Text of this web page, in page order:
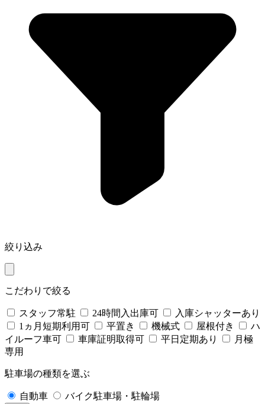
絞り込み
こだわりで絞る
スタッフ常駐 24時間入出庫可
入庫シャッターあり
1ヵ月短期利用可
平置き 機械式 屋根付き
ハ
イルーフ車可
車庫証明取得可 平日定期あり
月極
専用
駐車場の種類を選ぶ
自動車 バイク駐車場・駐輪場